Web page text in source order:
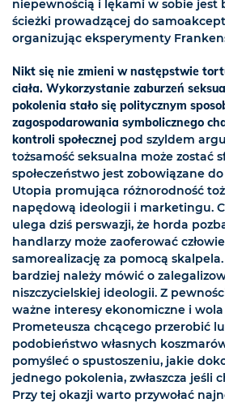
niepewnością i lękami w sobie jest
ścieżki prowadzącej do
organizując eksperymenty
Nikt się nie zmieni w następstwie
ciała. Wykorzystanie zaburzeń
pokolenia stało się politycznym
zagospodarowania symbolicznego
kontroli społecznej pod szyldem
tożsamość seksualna może zostać
społeczeństwo jest zobowiązane
Utopia promująca różnorodność
napędową ideologii i marketingu.
ulega dziś perswazji, że horda
handlarzy może zaoferować
samorealizację za pomocą
bardziej należy mówić o
niszczycielskiej ideologii. Z
ważne interesy ekonomiczne i
Prometeusza chcącego przerobić
podobieństwo własnych
pomyśleć o spustoszeniu, jakie
jednego pokolenia, zwłaszcza jeśli
Przy tej okazji warto przywołać